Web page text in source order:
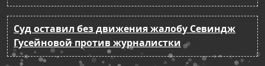
Суд оставил без движения жалобу Севиндж
Гусейновой против журналистки